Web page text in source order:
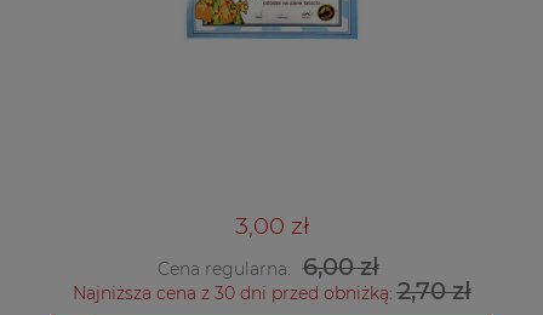
3,00 zł
Cena regularna: 6,00 zł
Najniższa cena z 30 dni przed obniżką:2,70 zł